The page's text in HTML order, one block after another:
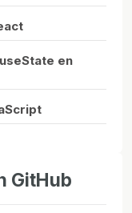
en
GitHub